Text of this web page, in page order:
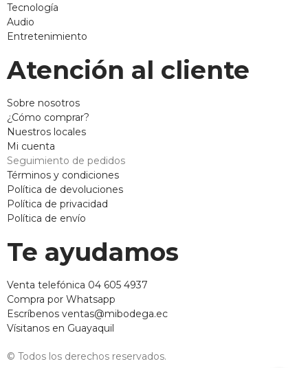
Tecnología
Audio
Entretenimiento
Atención al cliente
Sobre nosotros
¿Cómo comprar?
Nuestros locales
Mi cuenta
Seguimiento de pedidos
Términos y condiciones
Política de devoluciones
Política de privacidad
Política de envío
Te ayudamos
Venta telefónica 04 605 4937
Compra por Whatsapp
Escríbenos ventas@mibodega.ec
Vísitanos en Guayaquil
© Todos los derechos reservados.